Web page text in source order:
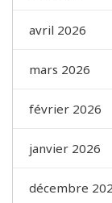
avril 2026
mars 2026
février 2026
janvier 2026
décembre